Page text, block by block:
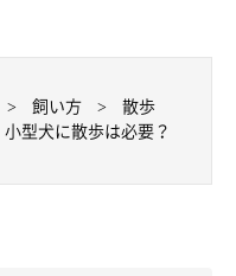
飼い方
散歩
小型犬に散歩は必要？